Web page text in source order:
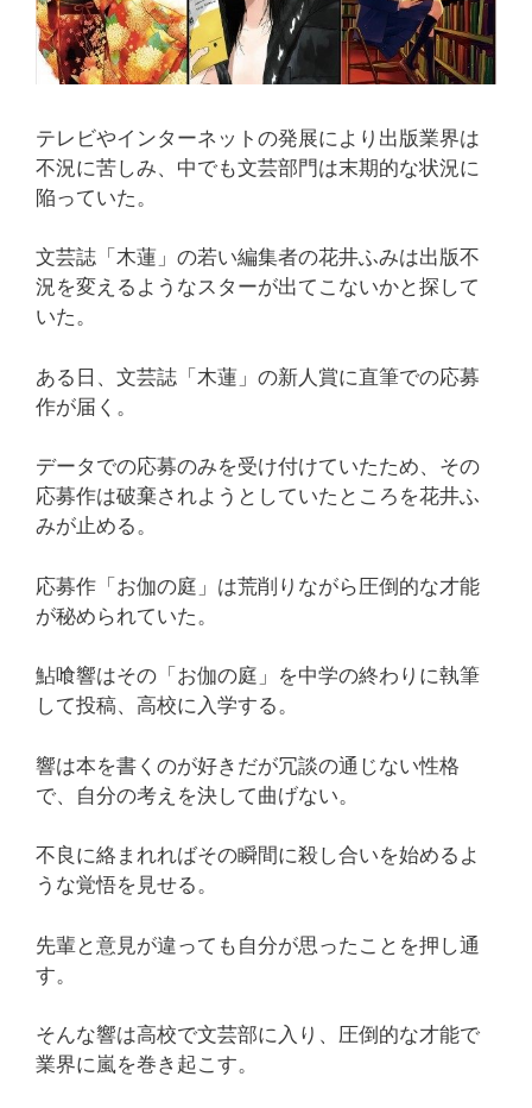
テレビやインターネットの発展により出版業界は
不況に苦しみ、中でも文芸部門は末期的な状況に
陥っていた。
文芸誌「木蓮」の若い編集者の花井ふみは出版不
況を変えるようなスターが出てこないかと探して
いた。
ある日、文芸誌「木蓮」の新人賞に直筆での応募
作が届く。
データでの応募のみを受け付けていたため、その
応募作は破棄されようとしていたところを花井ふ
みが止める。
応募作「お伽の庭」は荒削りながら圧倒的な才能
が秘められていた。
鮎喰響はその「お伽の庭」を中学の終わりに執筆
して投稿、高校に入学する。
響は本を書くのが好きだが冗談の通じない性格
で、自分の考えを決して曲げない。
不良に絡まれればその瞬間に殺し合いを始めるよ
うな覚悟を見せる。
先輩と意見が違っても自分が思ったことを押し通
す。
そんな響は高校で文芸部に入り、圧倒的な才能で
業界に嵐を巻き起こす。